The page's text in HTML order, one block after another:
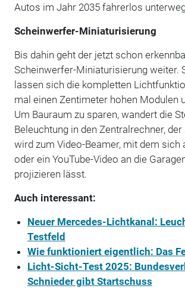
Autos im Jahr 2035 fahrerlos
Scheinwerfer-Miniaturisierung
Bis dahin geht der jetzt schon
Scheinwerfer-Miniaturisierung weiter.
lassen sich die kompletten
mal einen Zentimeter hohen Modulen
Um Bauraum zu sparen, wandert die
Beleuchtung in den Zentralrechner,
wird zum Video-Beamer, mit dem sich
oder ein YouTube-Video an die
projizieren lässt.
Auch interessant:
Neuer Mercedes-Lichtkanal:
Testfeld
Wie funktioniert eigentlich: Das
Licht-Sicht-Test 2025:
Schnieder gibt Startschuss